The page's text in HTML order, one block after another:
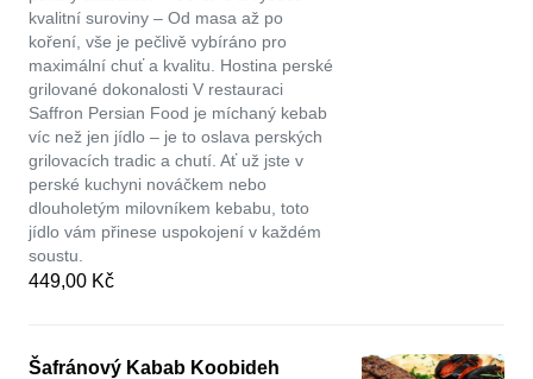
kvalitní suroviny – Od masa až po
koření, vše je pečlivě vybíráno pro
maximální chuť a kvalitu. Hostina perské
grilované dokonalosti V restauraci
Saffron Persian Food je míchaný kebab
víc než jen jídlo – je to oslava perských
grilovacích tradic a chutí. Ať už jste v
perské kuchyni nováčkem nebo
dlouholetým milovníkem kebabu, toto
jídlo vám přinese uspokojení v každém
soustu.
449,00 Kč
Šafránový Kabab Koobideh